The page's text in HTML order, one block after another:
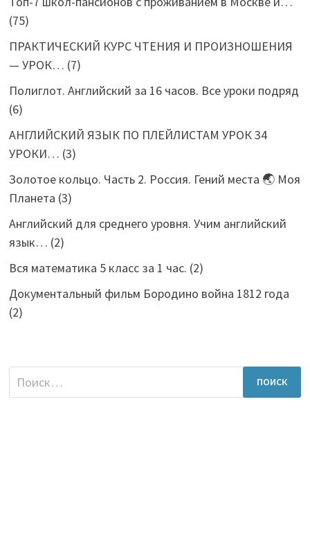
(75)
ПРАКТИЧЕСКИЙ КУРС ЧТЕНИЯ И ПРОИЗНОШЕНИЯ
— УРОК… (7)
Полиглот. Английский за 16 часов. Все уроки подряд
(6)
АНГЛИЙСКИЙ ЯЗЫК ПО ПЛЕЙЛИСТАМ УРОК 34
УРОКИ… (3)
Золотое кольцо. Часть 2. Россия. Гений места 🌏 Моя
Планета (3)
Английский для среднего уровня. Учим английский
язык… (2)
Вся математика 5 класс за 1 час. (2)
Документальный фильм Бородино война 1812 года
(2)
Найти: